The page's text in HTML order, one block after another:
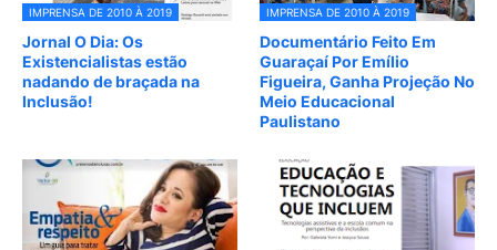
IMPRENSA DE 2010 À 2019
Jornal O Dia: Os
Existencialistas estão
nadando de braçada na
Inclusão!
IMPRENSA DE 2010 À 2019
Documentário Feito Em
Guaraçaí Por Emílio
Figueira, Ganha Projeção No
Meio Educacional
Paulistano